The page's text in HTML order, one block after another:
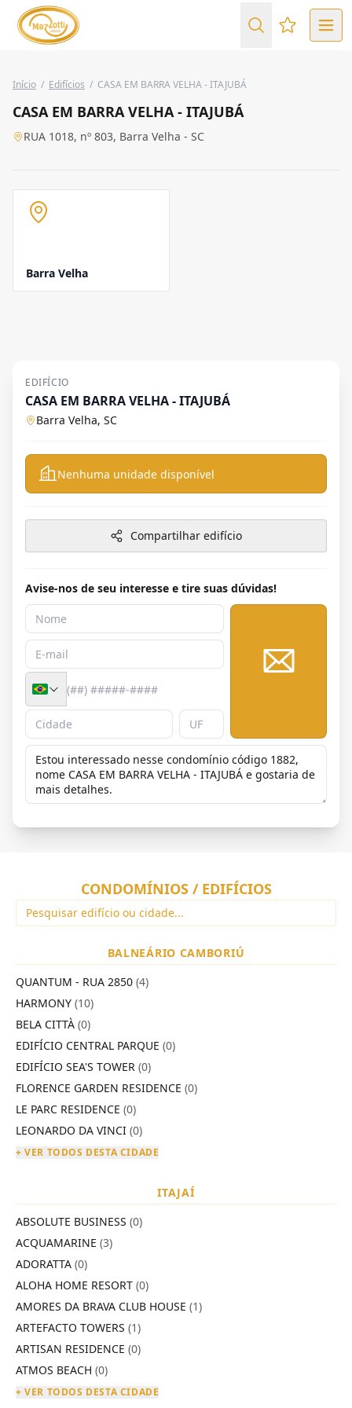
Favoritos
Início / Edifícios / CASA EM BARRA VELHA - ITAJUBÁ
CASA EM BARRA VELHA - ITAJUBÁ
RUA 1018, nº 803, Barra Velha - SC
Barra Velha
EDIFÍCIO
CASA EM BARRA VELHA - ITAJUBÁ
Barra Velha, SC
Nenhuma unidade disponível
Compartilhar edifício
Avise-nos de seu interesse e tire suas dúvidas!
CONDOMÍNIOS / EDIFÍCIOS
BALNEÁRIO CAMBORIÚ
QUANTUM - RUA 2850 (4)
HARMONY (10)
BELA CITTÀ (0)
EDIFÍCIO CENTRAL PARQUE (0)
EDIFÍCIO SEA'S TOWER (0)
FLORENCE GARDEN RESIDENCE (0)
LE PARC RESIDENCE (0)
LEONARDO DA VINCI (0)
+ VER TODOS DESTA CIDADE
ITAJAÍ
ABSOLUTE BUSINESS (0)
ACQUAMARINE (3)
ADORATTA (0)
ALOHA HOME RESORT (0)
AMORES DA BRAVA CLUB HOUSE (1)
ARTEFACTO TOWERS (1)
ARTISAN RESIDENCE (0)
ATMOS BEACH (0)
+ VER TODOS DESTA CIDADE